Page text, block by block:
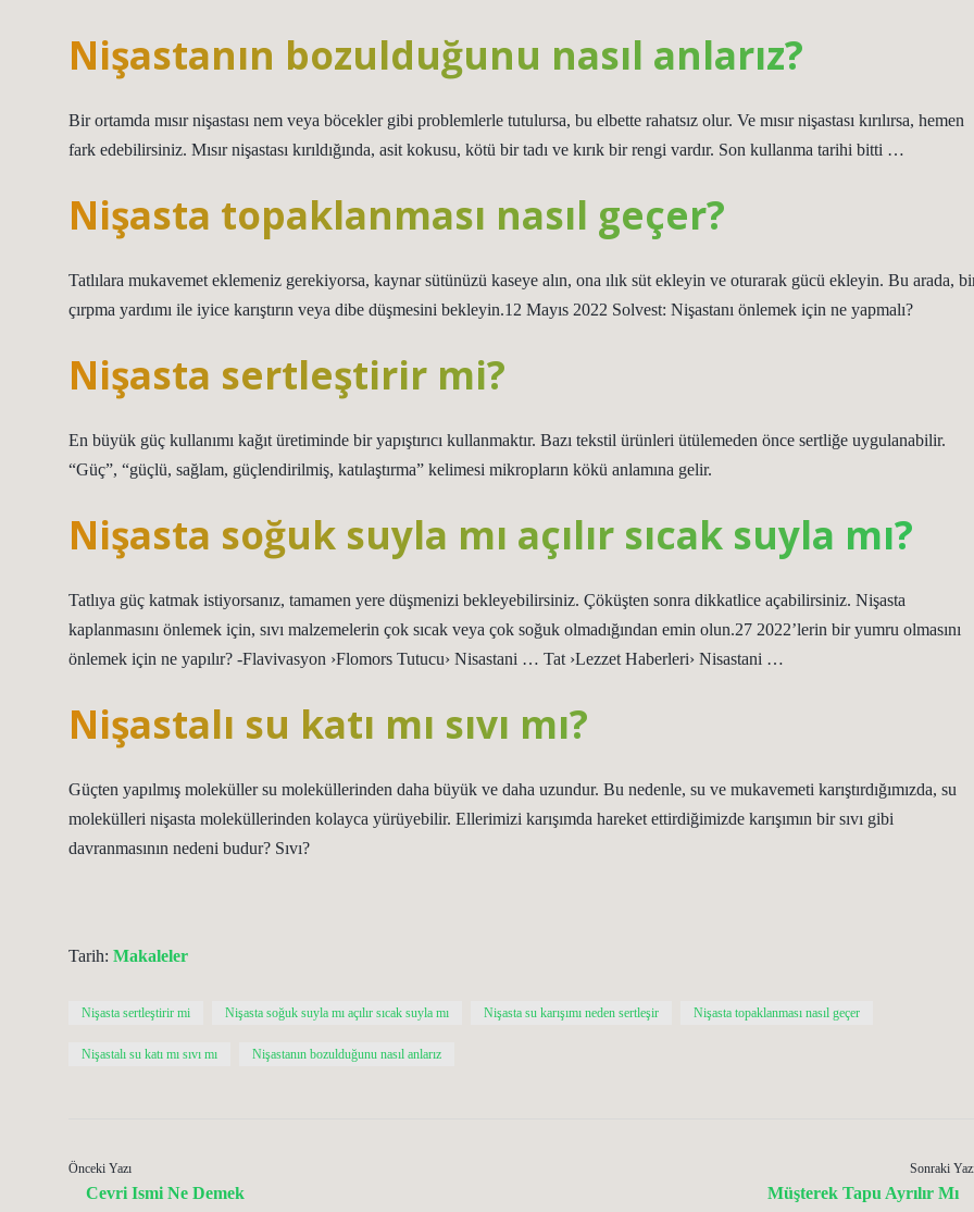
Nişastanın bozulduğunu nasıl anlarız?
Bir ortamda mısır nişastası nem veya böcekler gibi problemlerle tutulursa, bu elbette rahatsız olur. Ve mısır nişastası kırılırsa, hemen
fark edebilirsiniz. Mısır nişastası kırıldığında, asit kokusu, kötü bir tadı ve kırık bir rengi vardır. Son kullanma tarihi bitti …
Nişasta topaklanması nasıl geçer?
Tatlılara mukavemet eklemeniz gerekiyorsa, kaynar sütünüzü kaseye alın, ona ılık süt ekleyin ve oturarak gücü ekleyin. Bu arada,
çırpma yardımı ile iyice karıştırın veya dibe düşmesini bekleyin.12 Mayıs 2022 Solvest: Nişastanı önlemek için ne yapmalı?
Nişasta sertleştirir mi?
En büyük güç kullanımı kağıt üretiminde bir yapıştırıcı kullanmaktır. Bazı tekstil ürünleri ütülemeden önce sertliğe uygulanabilir.
“Güç”, “güçlü, sağlam, güçlendirilmiş, katılaştırma” kelimesi mikropların kökü anlamına gelir.
Nişasta soğuk suyla mı açılır sıcak suyla mı?
Tatlıya güç katmak istiyorsanız, tamamen yere düşmenizi bekleyebilirsiniz. Çöküşten sonra dikkatlice açabilirsiniz. Nişasta
kaplanmasını önlemek için, sıvı malzemelerin çok sıcak veya çok soğuk olmadığından emin olun.27 2022’lerin bir yumru olmasını
önlemek için ne yapılır? -Flavivasyon ›Flomors Tutucu› Nisastani … Tat ›Lezzet Haberleri› Nisastani …
Nişastalı su katı mı sıvı mı?
Güçten yapılmış moleküller su moleküllerinden daha büyük ve daha uzundur. Bu nedenle, su ve mukavemeti karıştırdığımızda, su
molekülleri nişasta moleküllerinden kolayca yürüyebilir. Ellerimizi karışımda hareket ettirdiğimizde karışımın bir sıvı gibi
davranmasının nedeni budur? Sıvı?
Tarih: Makaleler
Nişasta sertleştirir mi Nişasta soğuk suyla mı açılır sıcak suyla mı Nişasta su karışımı neden sertleşir Nişasta topaklanması nasıl geçer
Nişastalı su katı mı sıvı mı Nişastanın bozulduğunu nasıl anlarız
Önceki Yazı
Cevri Ismi Ne Demek
Sonraki
Müşterek Tapu Ayrılır Mı